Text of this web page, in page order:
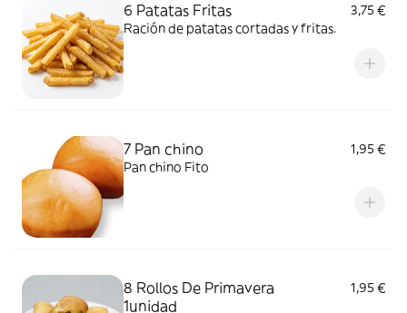
6 Patatas Fritas
3,75 €
Ración de patatas cortadas y fritas.
7 Pan chino
1,95 €
Pan chino Fito
8 Rollos De Primavera
1unidad
1,95 €